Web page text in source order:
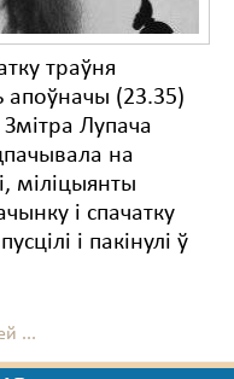
траўня
апоўначы (23.35)
Лупача
на
міліцыянты
і спачатку
і пакінулі ў
...